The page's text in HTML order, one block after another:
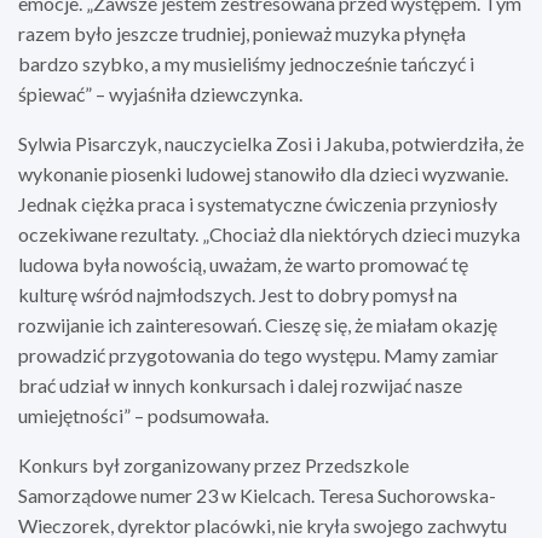
razem było jeszcze trudniej, ponieważ muzyka płynęła
bardzo szybko, a my musieliśmy jednocześnie tańczyć i
śpiewać” – wyjaśniła dziewczynka.
Sylwia Pisarczyk, nauczycielka Zosi i Jakuba, potwierdziła, że
wykonanie piosenki ludowej stanowiło dla dzieci wyzwanie.
Jednak ciężka praca i systematyczne ćwiczenia przyniosły
oczekiwane rezultaty. „Chociaż dla niektórych dzieci muzyka
ludowa była nowością, uważam, że warto promować tę
kulturę wśród najmłodszych. Jest to dobry pomysł na
rozwijanie ich zainteresowań. Cieszę się, że miałam okazję
prowadzić przygotowania do tego występu. Mamy zamiar
brać udział w innych konkursach i dalej rozwijać nasze
umiejętności” – podsumowała.
Konkurs był zorganizowany przez Przedszkole
Samorządowe numer 23 w Kielcach. Teresa Suchorowska-
Wieczorek, dyrektor placówki, nie kryła swojego zachwytu